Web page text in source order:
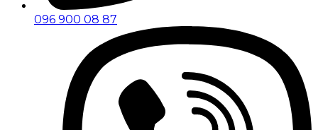
096 900 08 87